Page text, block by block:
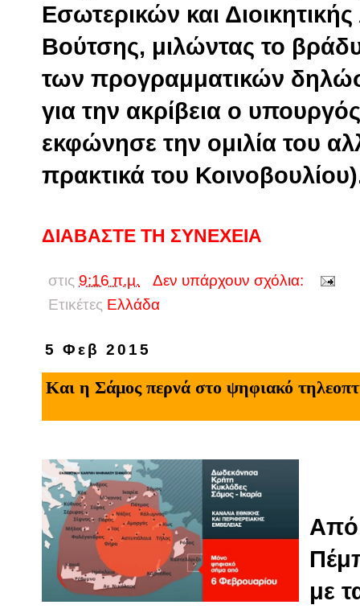
Εσωτερικών και
Βούτσης, μιλώντας το
των προγραμματικών
για την ακρίβεια ο
εκφώνησε την ομιλία του
πρακτικά του
ΔΙΑΒΑΣΤΕ ΤΗ ΣΥΝΕΧΕΙΑ
στις 9:16 π.μ.
Δεν υπάρχουν σχόλια:
Ετικέτες Eλλάδα
5 Φεβ 2015
Και η Σάμος περνά στο ψηφιακό
Από
με